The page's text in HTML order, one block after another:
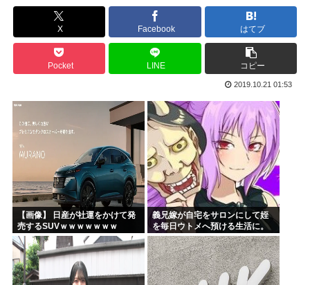
『ヤニねこ』の喫煙や覚醒剤の注射シーン、青少年への影響を...
海外「これが文明か！」日本に比べて超石器時代だった英国に...
ゼレンスキー大統領「日本の支援は大きくない」3兆円も支援...
「沢城みゆき」「悠木碧」「坂本真綾」「黒沢ともよ」パチ●...
「安倍晋三」「麻生太郎」「石原慎太郎」「高市早苗」 無礼...
漫画「人間を舐めるなよ…！」←こういう展開好きなんやが
ハンターハンター、とんでもねえ伏線が発掘されるwww
ひなこのーと作者、ついに限界突破
韓国、日本で韓国籍のインフルエンサーが7台の車に当て逃げ...
X Facebook はてブ
Pocket LINE コピー
2019.10.21 01:53
【画像】 日産が社運をかけて発
売するSUVｗｗｗｗｗｗｗ
義兄嫁が自宅をサロンにして姪
を毎日ウトメへ預ける生活に。
数年後、そのツケが一気に回っ
てきて…